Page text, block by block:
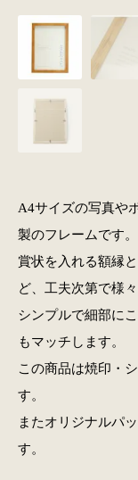
A4サイズの写真や
製のフレームです。
賞状を入れる額縁
ど、工夫次第で様
シンプルで細部に
もマッチします。
この商品は焼印・
す。
またオリジナルパ
す。